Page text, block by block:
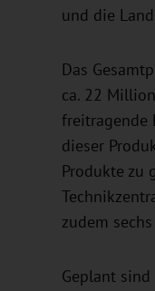
und die
Das
ca. 22
freitragende
dieser
Produkte zu
zudem
Geplant sind